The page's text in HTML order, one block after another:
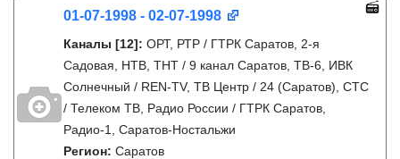
01-07-1998 - 02-07-1998
Каналы [12]: ОРТ, РТР / ГТРК Саратов, 2-я
Садовая, НТВ, ТНТ / 9 канал Саратов, ТВ-6, ИВК
Солнечный / REN-TV, ТВ Центр / 24 (Саратов), СТС
/ Телеком ТВ, Радио России / ГТРК Саратов,
Радио-1, Саратов-Ностальжи
Регион: Саратов